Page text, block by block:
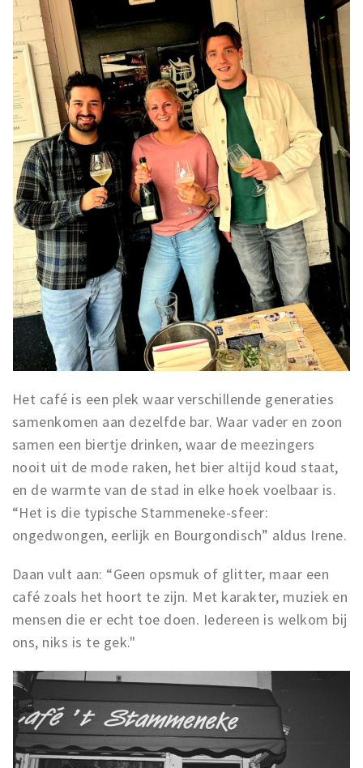
Privacy
Inloggen
Het café is een plek waar verschillende generaties
samenkomen aan dezelfde bar. Waar vader en zoon
samen een biertje drinken, waar de meezingers
nooit uit de mode raken, het bier altijd koud staat,
en de warmte van de stad in elke hoek voelbaar is.
“Het is die typische Stammeneke-sfeer:
ongedwongen, eerlijk en Bourgondisch” aldus Irene.
Daan vult aan: “Geen opsmuk of glitter, maar een
café zoals het hoort te zijn. Met karakter, muziek en
mensen die er echt toe doen. Iedereen is welkom bij
ons, niks is te gek."